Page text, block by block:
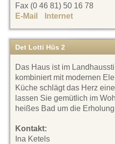
Fax (0 46 81) 50 16 78
E-Mail
Internet
Det Lotti Hüs 2
Das Haus ist im
kombiniert mit modernen
Küche schlägt das Herz
lassen Sie gemütlich im
heißes Bad um die
Kontakt:
Ina Ketels